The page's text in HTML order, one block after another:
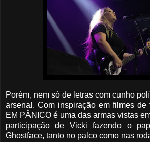
Porém, nem só de letras com cunho
arsenal. Com inspiração em filmes de
EM PÂNICO é uma das armas vistas
participação de Vicki fazendo o
Ghostface, tanto no palco como nas